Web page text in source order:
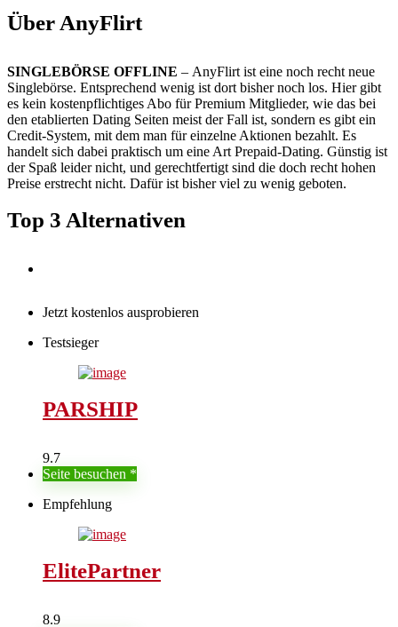
Über AnyFlirt
SINGLEBÖRSE OFFLINE – AnyFlirt ist eine noch recht neue
Singlebörse. Entsprechend wenig ist dort bisher noch los. Hier gibt
es kein kostenpflichtiges Abo für Premium Mitglieder, wie das bei
den etablierten Dating Seiten meist der Fall ist, sondern es gibt ein
Credit-System, mit dem man für einzelne Aktionen bezahlt. Es
handelt sich dabei praktisch um eine Art Prepaid-Dating. Günstig ist
der Spaß leider nicht, und gerechtfertigt sind die doch recht hohen
Preise erstrecht nicht. Dafür ist bisher viel zu wenig geboten.
Top 3 Alternativen
Jetzt kostenlos ausprobieren
Testsieger
PARSHIP
9.7
Seite besuchen
Empfehlung
ElitePartner
8.9